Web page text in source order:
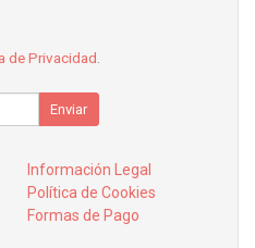
de Privacidad
Enviar
Información Legal
Política de Cookies
Formas de Pago